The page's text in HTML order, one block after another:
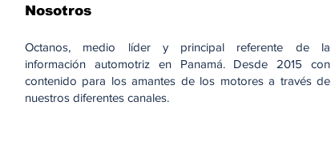
Nosotros
Octanos, medio líder y principal referente de la
información automotriz en Panamá. Desde 2015 con
contenido para los amantes de los motores a través de
nuestros diferentes canales.